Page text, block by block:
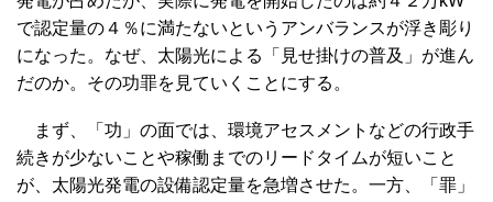
で認定量の４％に満たないというアンバランスが浮き彫り
になった。なぜ、太陽光による「見せ掛けの普及」が進ん
だのか。その功罪を見ていくことにする。
まず、「功」の面では、環境アセスメントなどの行政手
続きが少ないことや稼働までのリードタイムが短いこと
が、太陽光発電の設備認定量を急増させた。一方、「罪」